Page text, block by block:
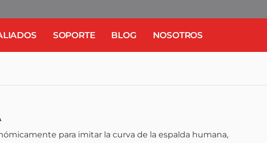
SOPORTE BLOG NOSOTROS
para imitar la curva de la espalda humana,